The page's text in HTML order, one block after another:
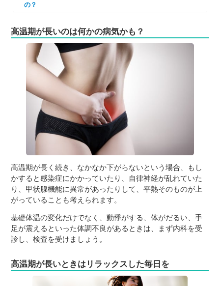
の？
高温期が長いのは何かの病気かも？
高温期が長く続き、なかなか下がらないという場合、もし
かすると感染症にかかっていたり、自律神経が乱れていた
り、甲状腺機能に異常があったりして、平熱そのものが上
がっていることも考えられます。
基礎体温の変化だけでなく、動悸がする、体がだるい、手
足が震えるといった体調不良があるときは、まず内科を受
診し、検査を受けましょう。
高温期が長いときはリラックスした毎日を